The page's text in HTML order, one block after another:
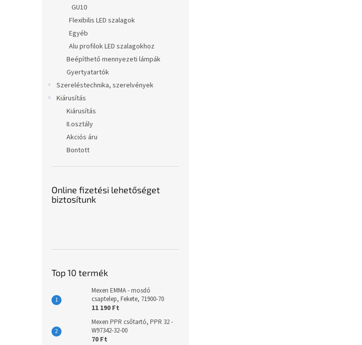
GU10
Flexibilis LED szalagok
Egyéb
Alu profilok LED szalagokhoz
Beépíthető mennyezeti lámpák
Gyertyatartók
Szereléstechnika, szerelvények
Kiárusítás
Kiárusítás
II.osztály
Akciós áru
Bontott
Online fizetési lehetőséget
biztosítunk
Top 10 termék
Mexen EMMA - mosdó
csaptelep, Fekete, 71900-70
11 190 Ft
Mexen PPR csőtartó, PPR 32 -
W97342-32-00
70 Ft